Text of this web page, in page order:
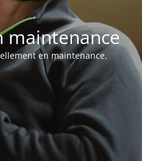
maintenance
en maintenance.